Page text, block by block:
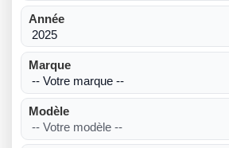
Année
Marque
Modèle